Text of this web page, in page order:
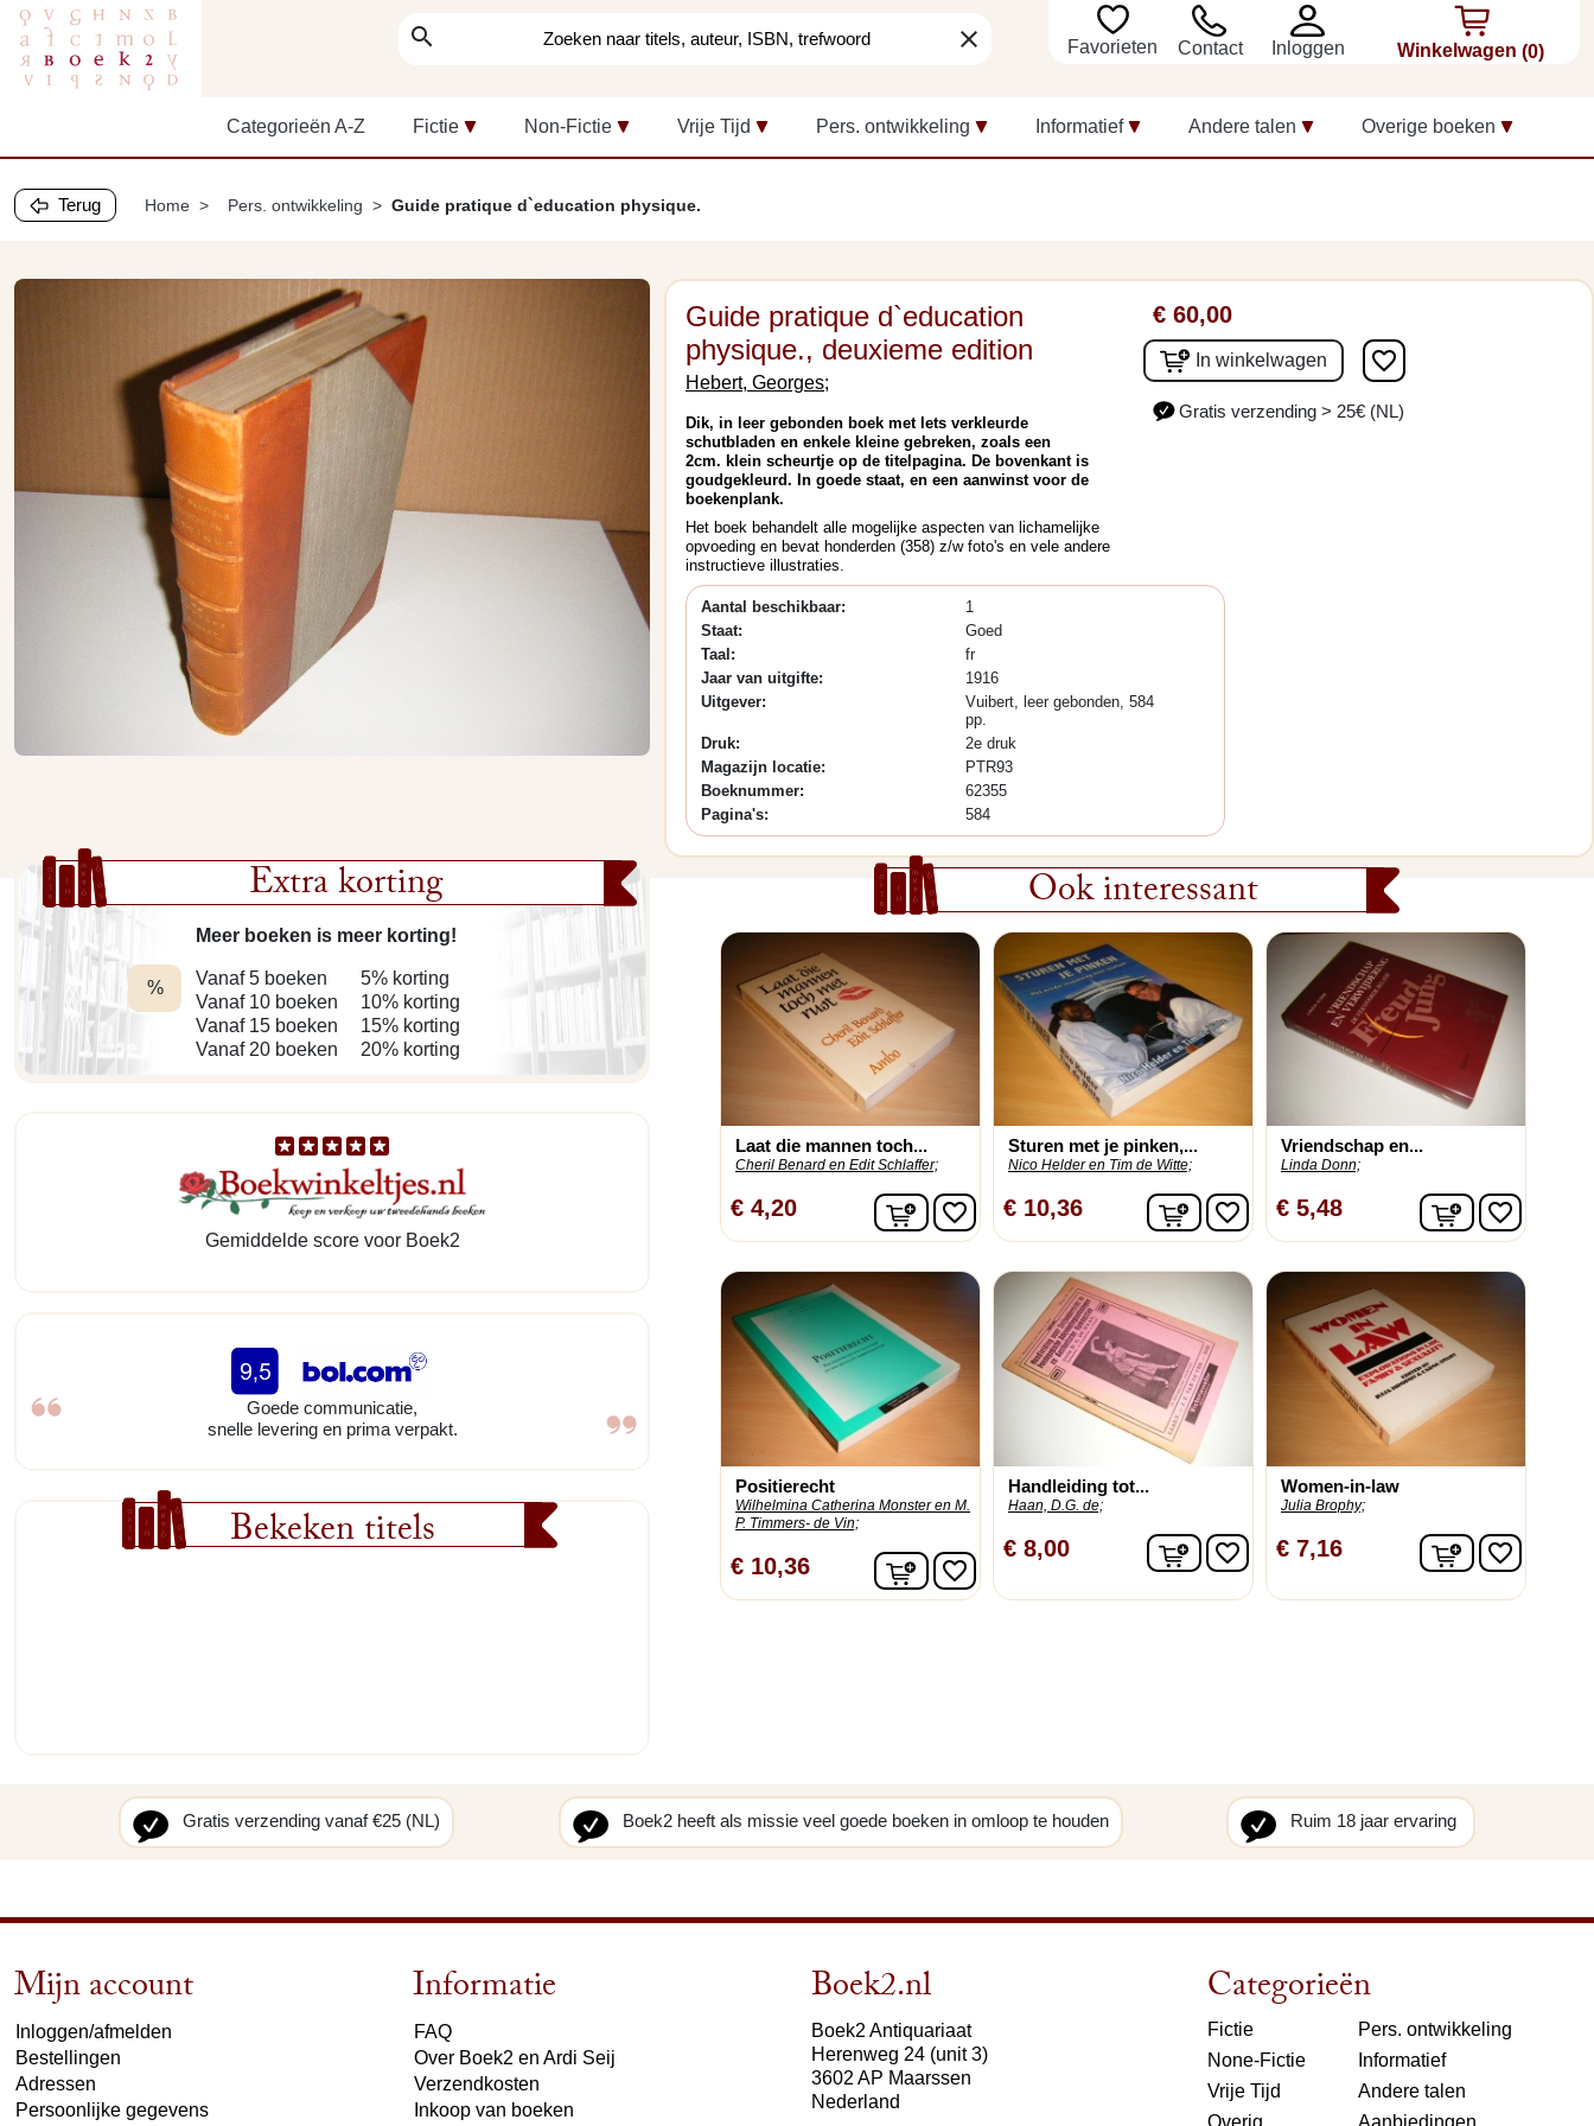
search clear Favorieten Contact Inloggen Winkelwagen (0)
Categorieën A-Z Fictie Non-Fictie Vrije Tijd Pers. ontwikkeling Informatief Andere talen Overige boeken
Terug Home Pers. ontwikkeling Guide pratique d`education physique.
Guide pratique d`education
physique., deuxieme edition
Hebert, Georges;
Dik, in leer gebonden boek met Iets verkleurde
schutbladen en enkele kleine gebreken, zoals een
2cm. klein scheurtje op de titelpagina. De bovenkant is
goudgekleurd. In goede staat, en een aanwinst voor de
boekenplank.
Het boek behandelt alle mogelijke aspecten van lichamelijke
opvoeding en bevat honderden (358) z/w foto's en vele andere
instructieve illustraties.
€ 60,00
In winkelwagen favorite_border
Gratis verzending > 25€ (NL)
Aantal beschikbaar:
1
Staat:
Goed
Taal:
fr
Jaar van uitgifte:
1916
Uitgever:
Vuibert, leer gebonden, 584
pp.
Druk:
2e druk
Magazijn locatie:
PTR93
Boeknummer:
62355
Pagina's:
584
Extra korting
%
Meer boeken is meer korting!
Vanaf 5 boeken
Vanaf 10 boeken
Vanaf 15 boeken
Vanaf 20 boeken
5% korting
10% korting
15% korting
20% korting
Gemiddelde score voor Boek2
Goede communicatie,
snelle levering en prima verpakt.
Bekeken titels
Ook interessant
Laat die mannen toch...
Cheril Benard en Edit Schlaffer;
€ 4,20 In winkelwagen
favorite_border
Sturen met je pinken,...
Nico Helder en Tim de Witte;
€ 10,36 In winkelwagen
favorite_border
Vriendschap en...
Linda Donn;
€ 5,48 Infavorite_border
Positierecht
Wilhelmina Catherina Monster en M.
P. Timmers- de Vin;
€ 10,36 In winkelwagen
favorite_border
Handleiding tot...
Haan, D.G. de;
€ 8,00 In winkelwagen
favorite_border
Women-in-law
Julia Brophy;
€ 7,16 Infavorite_border
Gratis verzending vanaf €25 (NL) Boek2 heeft als missie veel goede boeken in omloop te houden Ruim 18 jaar ervaring
Mijn account
Inloggen/afmelden
Bestellingen
Adressen
Persoonlijke gegevens
Informatie
FAQ
Over Boek2 en Ardi Seij
Verzendkosten
Inkoop van boeken
Boek2.nl
Boek2 Antiquariaat
Herenweg 24 (unit 3)
3602 AP Maarssen
Nederland
Categorieën
Fictie
None-Fictie
Vrije Tijd
Overig
Pers. ontwikkeling
Informatief
Andere talen
Aanbiedingen